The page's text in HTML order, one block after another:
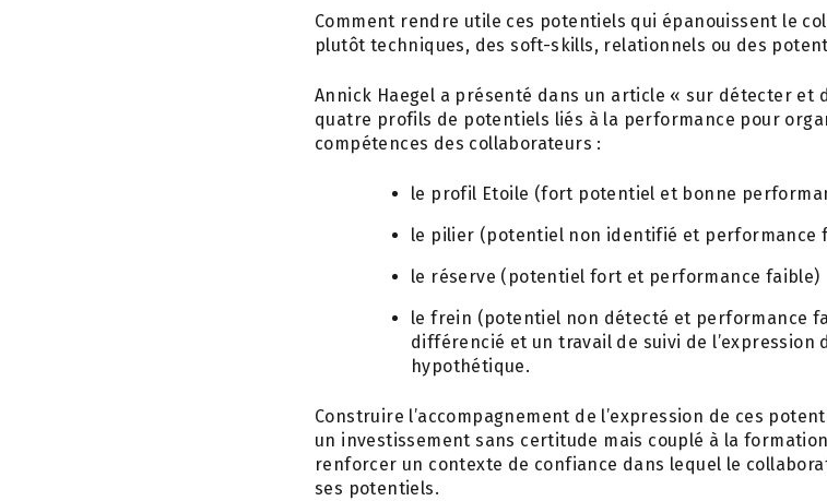
Comment rendre utile ces potentiels qui épanouissent le
plutôt techniques, des soft-skills, relationnels ou des
Annick Haegel a présenté dans un article « sur détecter et
quatre profils de potentiels liés à la performance pour
compétences des collaborateurs :
le profil Etoile (fort potentiel et bonne
le pilier (potentiel non identifié et performance
le réserve (potentiel fort et performance faible)
le frein (potentiel non détecté et performance
différencié et un travail de suivi de l’expression
hypothétique.
Construire l’accompagnement de l’expression de ces
un investissement sans certitude mais couplé à la
renforcer un contexte de confiance dans lequel le
ses potentiels.